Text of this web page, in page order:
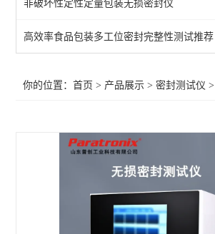
微生物入密封侵试验仪
包装完整性测试仪
真空衰减法密封检漏仪
微泄漏无损密封测试仪
非破坏性定性定量包装无损密封仪
高效率食品包装多工位密封完整性测试推荐
你的位置：首页 > 产品展示 >密封测试仪